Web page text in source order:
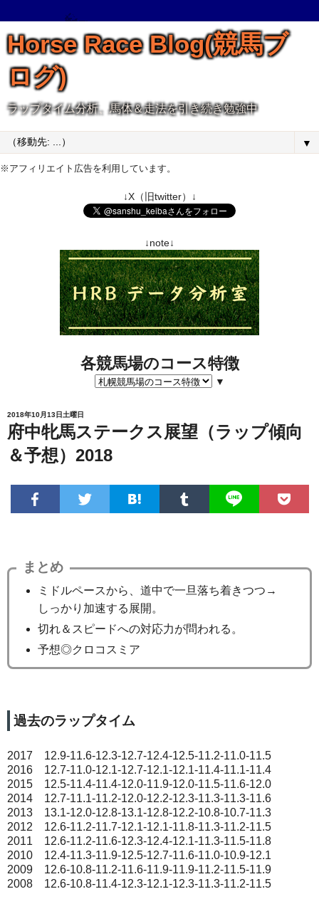
Horse Race Blog(競馬ブ
ログ)
ラップタイム分析、馬体＆走法を引き続き勉強中
▼
※アフィリエイト広告を利用しています。
↓X（旧twitter）↓
↓note↓
各競馬場のコース特徴
▼
2018年10月13日土曜日
府中牝馬ステークス展望（ラップ傾向
＆予想）2018
まとめ
ミドルペースから、道中で一旦落ち着きつつ→
しっかり加速する展開。
切れ＆スピードへの対応力が問われる。
予想◎クロコスミア
過去のラップタイム
2017 12.9-11.6-12.3-12.7-12.4-12.5-11.2-11.0-11.5
2016 12.7-11.0-12.1-12.7-12.1-12.1-11.4-11.1-11.4
2015 12.5-11.4-11.4-12.0-11.9-12.0-11.5-11.6-12.0
2014 12.7-11.1-11.2-12.0-12.2-12.3-11.3-11.3-11.6
2013 13.1-12.0-12.8-13.1-12.8-12.2-10.8-10.7-11.3
2012 12.6-11.2-11.7-12.1-12.1-11.8-11.3-11.2-11.5
2011 12.6-11.2-11.6-12.3-12.4-12.1-11.3-11.5-11.8
2010 12.4-11.3-11.9-12.5-12.7-11.6-11.0-10.9-12.1
2009 12.6-10.8-11.2-11.6-11.9-11.9-11.2-11.5-11.9
2008 12.6-10.8-11.4-12.3-12.1-12.3-11.3-11.2-11.5